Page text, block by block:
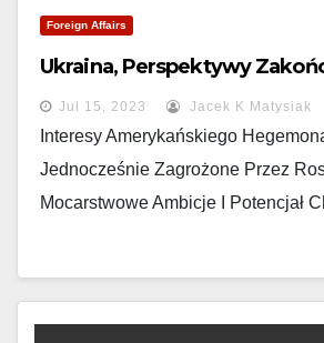
Foreign Affairs
Ukraina, Perspektywy
Jul 15, 2023 Jacek K Matysiak
Interesy Amerykańskiego
Jednocześnie Zagrożone Przez
Mocarstwowe Ambicje I Potencjał